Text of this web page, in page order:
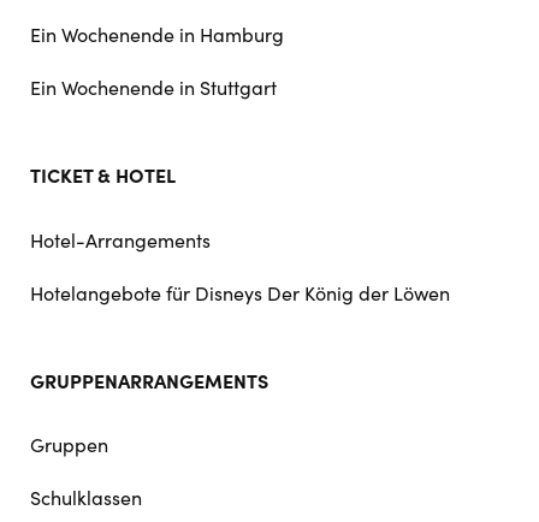
Ein Wochenende in Hamburg
Ein Wochenende in Stuttgart
TICKET & HOTEL
Hotel-Arrangements
Hotelangebote für Disneys Der König der Löwen
GRUPPENARRANGEMENTS
Gruppen
Schulklassen